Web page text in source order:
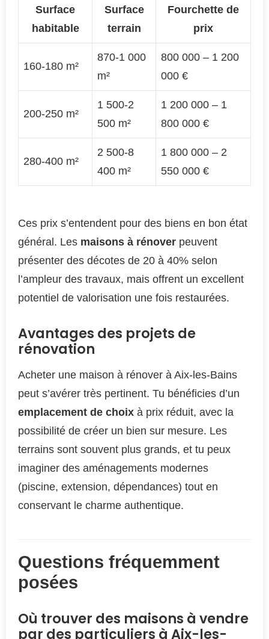
Surface
habitable
Surface
terrain
Fourchette de
prix
160-180 m²
870-1 000
m²
800 000 – 1 200
000 €
200-250 m²
1 500-2
500 m²
1 200 000 – 1
800 000 €
280-400 m²
2 500-8
400 m²
1 800 000 – 2
550 000 €
Ces prix s’entendent pour des biens en bon état
général. Les maisons à rénover peuvent
présenter des décotes de 20 à 40% selon
l’ampleur des travaux, mais offrent un excellent
potentiel de valorisation une fois restaurées.
Avantages des projets de
rénovation
Acheter une maison à rénover à Aix-les-Bains
peut s’avérer très pertinent. Tu bénéficies d’un
emplacement de choix à prix réduit, avec la
possibilité de créer un bien sur mesure. Les
terrains sont souvent plus grands, et tu peux
imaginer des aménagements modernes
(piscine, extension, dépendances) tout en
conservant le charme authentique.
Questions fréquemment
posées
Où trouver des maisons à vendre
par des particuliers à Aix-les-